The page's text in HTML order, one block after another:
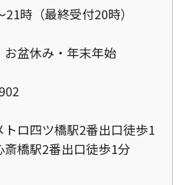
時（最終受付20時）
盆休み・年末年始
ロ四ツ橋駅2番出口徒歩1
橋駅2番出口徒歩1分